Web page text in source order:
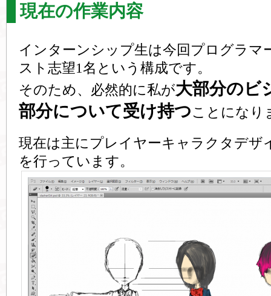
現在の作業内容
インターンシップ生は今回プログラマ
スト志望1名という構成です。
そのため、必然的に私が大部分のビ
部分について受け持つことになり
現在は主にプレイヤーキャラクタデザ
を行っています。